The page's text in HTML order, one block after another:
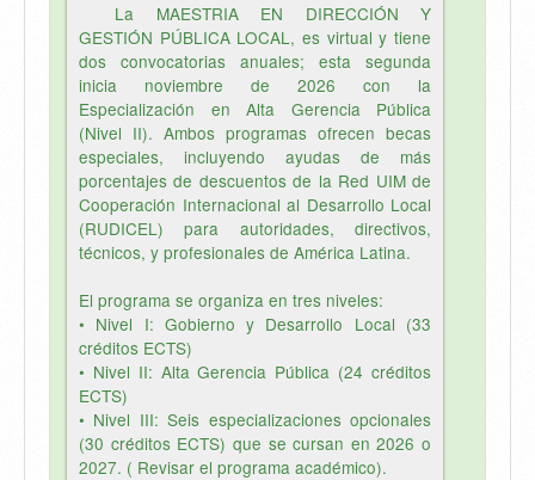
La MAESTRIA EN DIRECCIÓN Y
GESTIÓN PÚBLICA LOCAL, es virtual y tiene
dos convocatorias anuales; esta segunda
inicia noviembre de 2026 con la
Especialización en Alta Gerencia Pública
(Nivel II). Ambos programas ofrecen becas
especiales, incluyendo ayudas de más
porcentajes de descuentos de la Red UIM de
Cooperación Internacional al Desarrollo Local
(RUDICEL) para autoridades, directivos,
técnicos, y profesionales de América Latina.
El programa se organiza en tres niveles:
• Nivel I: Gobierno y Desarrollo Local (33
créditos ECTS)
• Nivel II: Alta Gerencia Pública (24 créditos
ECTS)
• Nivel III: Seis especializaciones opcionales
(30 créditos ECTS) que se cursan en 2026 o
2027. ( Revisar el programa académico).